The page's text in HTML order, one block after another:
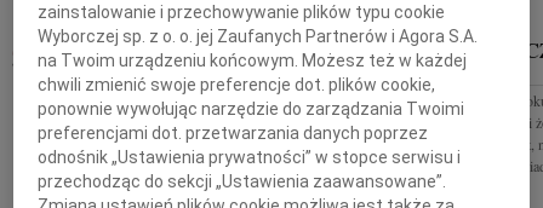
29.03.2023 BIAŁYSTOK
Szanownej Pani dr hab. med. Hannie Myśliwiec oraz
pogrążonej w smutku Rodzinie najszczersze wyrazy
współczucia z powodu śmierci Taty składają
pracownicy Kliniki...
WITOLD
BIAŁYSTOK
23 marca 2023
Witold
"Kadet"
Mąż, Ojciec i
zainstalowanie i przechowywanie plików typu cookie
Wyborczej sp. z o. o. jej Zaufanych Partnerów i Agora S.A.
na Twoim urządzeniu końcowym. Możesz też w każdej
chwili zmienić swoje preferencje dot. plików cookie,
ponownie wywołując narzędzie do zarządzania Twoimi
preferencjami dot. przetwarzania danych poprzez
odnośnik „Ustawienia prywatności” w stopce serwisu i
przechodząc do sekcji „Ustawienia zaawansowane”.